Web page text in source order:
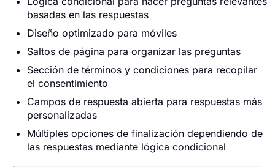
basadas en las respuestas
Diseño optimizado para móviles
Saltos de página para organizar las preguntas
Sección de términos y condiciones para recopilar
el consentimiento
Campos de respuesta abierta para respuestas más
personalizadas
Múltiples opciones de finalización dependiendo de
las respuestas mediante lógica condicional